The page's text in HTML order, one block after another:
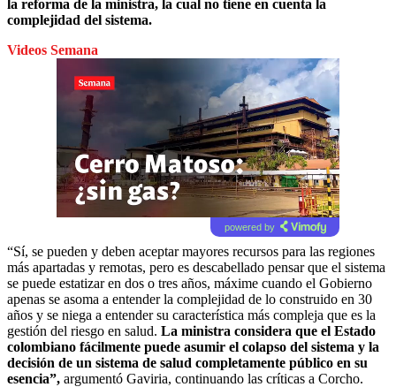
la reforma de la ministra, la cual no tiene en cuenta la
complejidad del sistema.
Videos Semana
powered by
“Sí, se pueden y deben aceptar mayores recursos para las regiones
más apartadas y remotas, pero es descabellado pensar que el sistema
se puede estatizar en dos o tres años, máxime cuando el Gobierno
apenas se asoma a entender la complejidad de lo construido en 30
años y se niega a entender su característica más compleja que es la
gestión del riesgo en salud. La ministra considera que el Estado
colombiano fácilmente puede asumir el colapso del sistema y la
decisión de un sistema de salud completamente público en su
esencia”, argumentó Gaviria, continuando las críticas a Corcho.